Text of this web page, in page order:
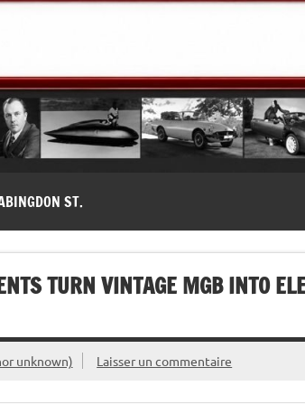
ST.
TURN VINTAGE MGB INTO
unknown) Laisser un commentaire